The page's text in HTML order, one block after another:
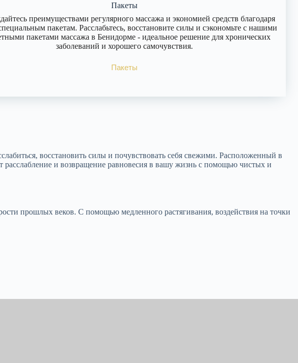
Пакеты
преимуществами регулярного массажа и экономией средств благодаря
пакетам. Расслабьтесь, восстановите силы и сэкономьте с нашими
пакетами массажа в Бенидорме - идеальное решение для хронических
заболеваний и хорошего самочувствия.
Пакеты
восстановить силы и почувствовать себя свежими. Расположенный в
расслабление и возвращение равновесия в вашу жизнь с помощью чистых и
прошлых веков. С помощью медленного растягивания, воздействия на точки